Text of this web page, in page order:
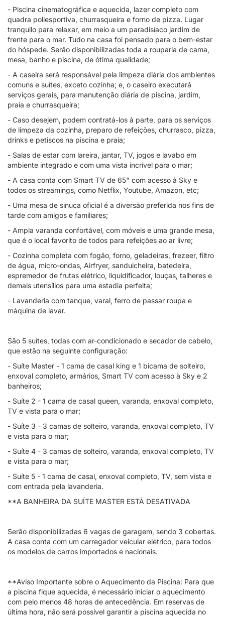
- Piscina cinematográfica e aquecida, lazer completo com
quadra poliesportiva, churrasqueira e forno de pizza. Lugar
tranquilo para relaxar, em meio a um paradisíaco jardim de
frente para o mar. Tudo na casa foi pensado para o bem-estar
do hóspede. Serão disponibilizadas toda a rouparia de cama,
mesa, banho e piscina, de ótima qualidade;
- A caseira será responsável pela limpeza diária dos ambientes
comuns e suítes, exceto cozinha; e, o caseiro executará
serviços gerais, para manutenção diária de piscina, jardim,
praia e churrasqueira;
- Caso desejem, podem contratá-los à parte, para os serviços
de limpeza da cozinha, preparo de refeições, churrasco, pizza,
drinks e petiscos na piscina e praia;
- Salas de estar com lareira, jantar, TV, jogos e lavabo em
ambiente integrado e com uma vista incrível para o mar;
- A casa conta com Smart TV de 65" com acesso à Sky e
todos os streamings, como Netflix, Youtube, Amazon, etc;
- Uma mesa de sinuca oficial é a diversão preferida nos fins de
tarde com amigos e familiares;
- Ampla varanda confortável, com móveis e uma grande mesa,
que é o local favorito de todos para refeições ao ar livre;
- Cozinha completa com fogão, forno, geladeiras, frezeer, filtro
de água, micro-ondas, Airfryer, sanduicheira, batedeira,
espremedor de frutas elétrico, liquidificador, louças, talheres e
demais utensílios para uma estadia perfeita;
- Lavanderia com tanque, varal, ferro de passar roupa e
máquina de lavar.
São 5 suítes, todas com ar-condicionado e secador de cabelo,
que estão na seguinte configuração:
- Suíte Master - 1 cama de casal king e 1 bicama de solteiro,
enxoval completo, armários, Smart TV com acesso à Sky e 2
banheiros;
- Suíte 2 - 1 cama de casal queen, varanda, enxoval completo,
TV e vista para o mar;
- Suíte 3 - 3 camas de solteiro, varanda, enxoval completo, TV
e vista para o mar;
- Suíte 4 - 3 camas de solteiro, varanda, enxoval completo, TV
e vista para o mar;
- Suíte 5 - 1 cama de casal, enxoval completo, TV, sem vista e
com entrada pela lavanderia.
**A BANHEIRA DA SUÍTE MASTER ESTÁ DESATIVADA
Serão disponibilizadas 6 vagas de garagem, sendo 3 cobertas.
A casa conta com um carregador veicular elétrico, para todos
os modelos de carros importados e nacionais.
**Aviso Importante sobre o Aquecimento da Piscina: Para que
a piscina fique aquecida, é necessário iniciar o aquecimento
com pelo menos 48 horas de antecedência. Em reservas de
última hora, não será possível garantir a piscina aquecida no